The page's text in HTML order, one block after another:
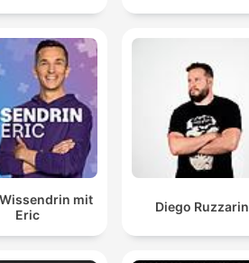
Wissendrin mit
Eric
Diego Ruzzarin